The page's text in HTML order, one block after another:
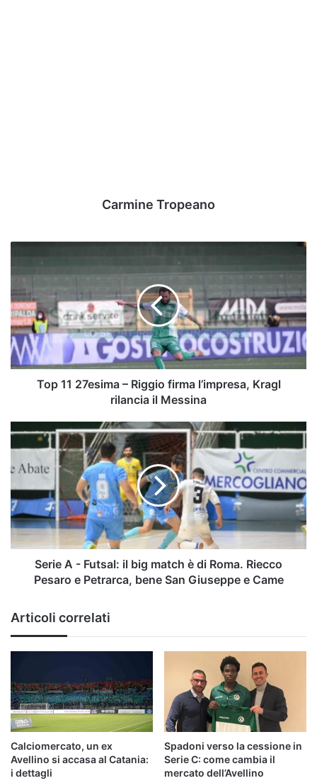
Carmine Tropeano
27esima
–
Riggio
firma
l’impresa,
Kragl
rilancia
Top 11 27esima – Riggio firma l’impresa, Kragl
rilancia il Messina
Serie
Futsal:
il
big
match
è
di
Roma.
Riecco
Petrarca,
bene
San
e
Came
Serie A - Futsal: il big match è di Roma. Riecco
Pesaro e Petrarca, bene San Giuseppe e Came
Articoli correlati
Calciomercato, un ex
Avellino si accasa al Catania:
i dettagli
Spadoni verso la cessione in
Serie C: come cambia il
mercato dell’Avellino